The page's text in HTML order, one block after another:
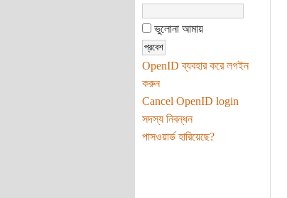
ভুলোনা আমায়
OpenID ব্যবহার করে লগইন
করুন
Cancel OpenID login
সদস্য নিবন্ধন
পাসওয়ার্ড হারিয়েছে?